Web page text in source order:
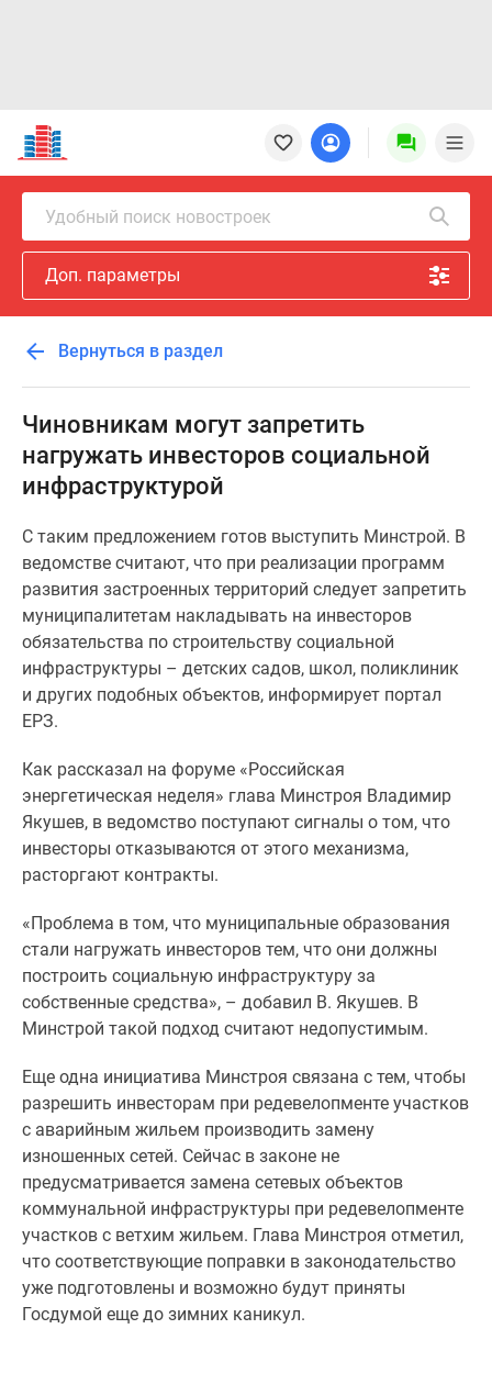
Новостройки
Квартиры
Ипотека
Новостройки
Москвы
Новостройки
Подмосковья
Новостройки
Москвы
Готовые
новостройки
Новостройки
карте
предложения
Коммерческие
помещения
Продавцы
застройщики
Панорамы
новостроек
новостроек
Экспертиза
новостроек
Экология
Москвы
Подмосковья
комнатные
комнатные
комнатные
Квартиры
карте
Ипотечный
калькулятор
Семейная
ипотека
Удобный поиск новостроек
Доп. параметры
Вернуться в раздел
Чиновникам могут запретить
нагружать инвесторов социальной
инфраструктурой
С таким предложением готов выступить Минстрой. В
ведомстве считают, что при реализации программ
развития застроенных территорий следует запретить
муниципалитетам накладывать на инвесторов
обязательства по строительству социальной
инфраструктуры – детских садов, школ, поликлиник
и других подобных объектов, информирует портал
ЕРЗ.
Как рассказал на форуме «Российская
энергетическая неделя» глава Минстроя Владимир
Якушев, в ведомство поступают сигналы о том, что
инвесторы отказываются от этого механизма,
расторгают контракты.
«Проблема в том, что муниципальные образования
стали нагружать инвесторов тем, что они должны
построить социальную инфраструктуру за
собственные средства», – добавил В. Якушев. В
Минстрой такой подход считают недопустимым.
Еще одна инициатива Минстроя связана с тем, чтобы
разрешить инвесторам при редевелопменте участков
с аварийным жильем производить замену
изношенных сетей. Сейчас в законе не
предусматривается замена сетевых объектов
коммунальной инфраструктуры при редевелопменте
участков с ветхим жильем. Глава Минстроя отметил,
что соответствующие поправки в законодательство
уже подготовлены и возможно будут приняты
Госдумой еще до зимних каникул.